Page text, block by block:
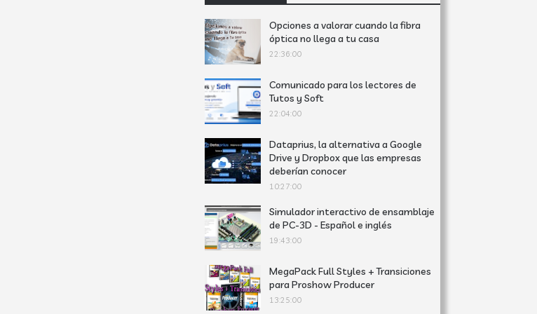
Opciones a valorar cuando la fibra
óptica no llega a tu casa
22:36:00
Comunicado para los lectores de
Tutos y Soft
22:04:00
Dataprius, la alternativa a Google
Drive y Dropbox que las empresas
deberían conocer
10:27:00
Simulador interactivo de ensamblaje
de PC-3D - Español e inglés
19:43:00
MegaPack Full Styles + Transiciones
para Proshow Producer
13:25:00